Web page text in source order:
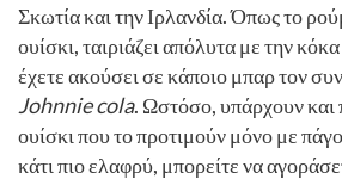
Σκωτία και την Ιρλανδία. Όπως το
ουίσκι, ταιριάζει απόλυτα με την
έχετε ακούσει σε κάποιο μπαρ τον
Johnnie cola. Ωστόσο, υπάρχουν και
ουίσκι που το προτιμούν μόνο με
κάτι πιο ελαφρύ, μπορείτε να